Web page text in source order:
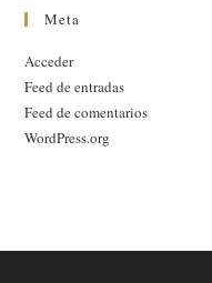
Meta
Acceder
Feed de entradas
Feed de comentarios
WordPress.org